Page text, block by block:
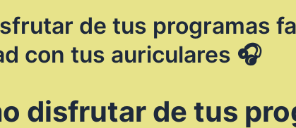
de tus programas
con tus auriculares 🎧
disfrutar de tus